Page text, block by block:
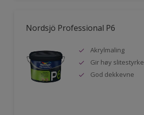
Nordsjö Professional P6
Akrylmaling
Gir høy slitestyrke
God dekkevne